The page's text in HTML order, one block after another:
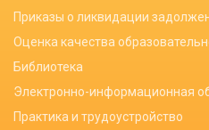
Приказы о ликвидации
Оценка качества
Библиотека
Электронно-информационная
Практика и трудоустройство